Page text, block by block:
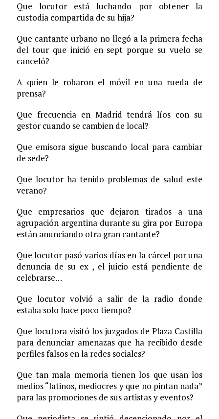
Que locutor está luchando por obtener la
custodia compartida de su hija?
Que cantante urbano no llegó a la primera fecha
del tour que inició en sept porque su vuelo se
canceló?
A quien le robaron el móvil en una rueda de
prensa?
Que frecuencia en Madrid tendrá líos con su
gestor cuando se cambien de local?
Que emisora sigue buscando local para cambiar
de sede?
Que locutor ha tenido problemas de salud este
verano?
Que empresarios que dejaron tirados a una
agrupación argentina durante su gira por Europa
están anunciando otra gran cantante?
Que locutor pasó varios días en la cárcel por una
denuncia de su ex , el juicio está pendiente de
celebrarse…
Que locutor volvió a salir de la radio donde
estaba solo hace poco tiempo?
Que locutora visitó los juzgados de Plaza Castilla
para denunciar amenazas que ha recibido desde
perfiles falsos en la redes sociales?
Que tan mala memoria tienen los que usan los
medios “latinos, mediocres y que no pintan nada”
para las promociones de sus artistas y eventos?